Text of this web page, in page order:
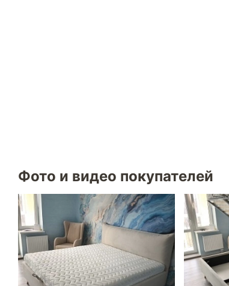
Фото и видео покупателей